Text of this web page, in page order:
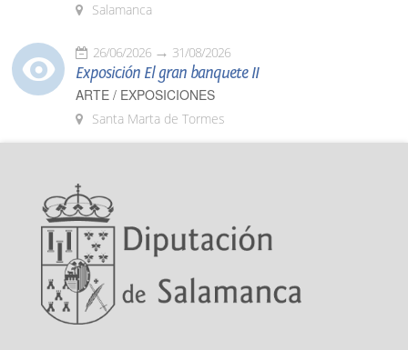
Salamanca
26/06/2026 31/08/2026
Exposición El gran banquete II
ARTE / EXPOSICIONES
Santa Marta de Tormes